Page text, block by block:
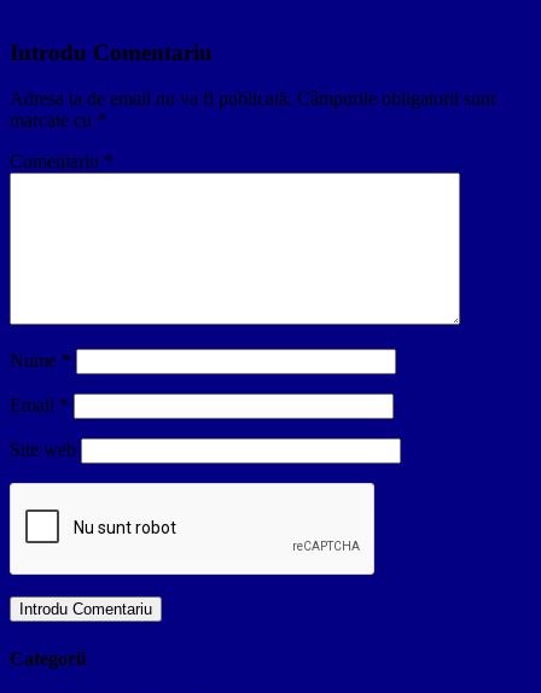
Introdu Comentariu
Adresa ta de email nu va fi publicată. Câmpurile obligatorii sunt
marcate cu *
Comentariu *
Nume *
Email *
Site web
Categorii